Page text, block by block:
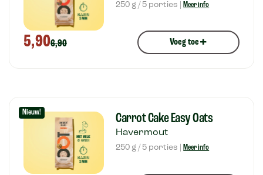
250 g / 5 porties | Meer info
5,906,90 Voeg toe+
Nieuw! Carrot Cake Easy Oats
Havermout
250 g / 5 porties | Meer info